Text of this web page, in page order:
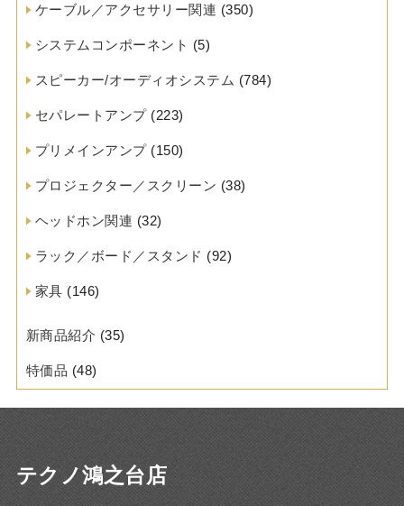
ケーブル／アクセサリー関連 (350)
システムコンポーネント (5)
スピーカー/オーディオシステム (784)
セパレートアンプ(223)
プリメインアンプ(150)
プロジェクター／スクリーン (38)
ヘッドホン関連 (32)
ラック／ボード／スタンド (92)
家具 (146)
新商品紹介 (35)
特価品 (48)
テクノ鴻之台店